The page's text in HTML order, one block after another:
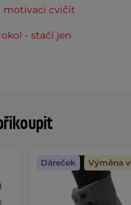
Dáreček Výměna
motivaci cvičit
- stačí jen